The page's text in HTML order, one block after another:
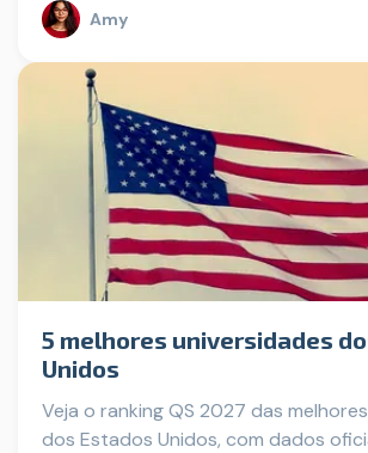
Amy
5 melhores universidades
Unidos
Veja o ranking QS 2027 das
dos Estados Unidos, com dados